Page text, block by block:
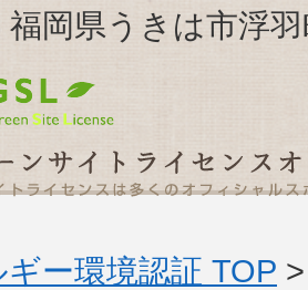
福岡県うきは市浮
ー環境認証 TOP